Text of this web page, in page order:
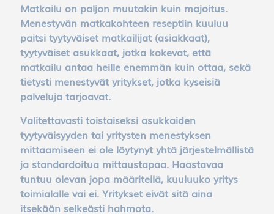
Matkailu on paljon muutakin kuin majoitus.
Menestyvän matkakohteen reseptiin kuuluu
paitsi tyytyväiset matkailijat (asiakkaat),
tyytyväiset asukkaat, jotka kokevat, että
matkailu antaa heille enemmän kuin ottaa, sekä
tietysti menestyvät yritykset, jotka kyseisiä
palveluja tarjoavat.
Valitettavasti toistaiseksi asukkaiden
tyytyväisyyden tai yritysten menestyksen
mittaamiseen ei ole löytynyt yhtä järjestelmällistä
ja standardoitua mittaustapaa. Haastavaa
tuntuu olevan jopa määritellä, kuuluuko yritys
toimialalle vai ei. Yritykset eivät sitä aina
itsekään selkeästi hahmota.